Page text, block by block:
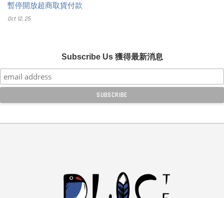
暫停開放超商取貨付款
Oct 12, 25
Subscribe Us 獲得最新消息